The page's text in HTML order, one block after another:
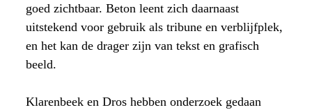
goed zichtbaar. Beton leent zich daarnaast
uitstekend voor gebruik als tribune en verblijfplek,
en het kan de drager zijn van tekst en grafisch
beeld.
Klarenbeek en Dros hebben onderzoek gedaan